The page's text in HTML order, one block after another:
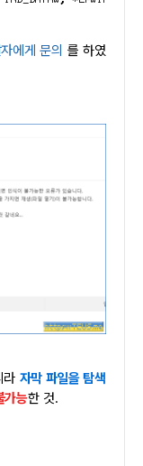
에게 문의 를 하였
라 자막 파일을 탐색
가능한 것.